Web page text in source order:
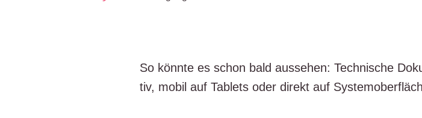
So könn­te es schon bald aus­se­hen: Tech­ni­sche
tiv, mobil auf Tablets oder direkt auf